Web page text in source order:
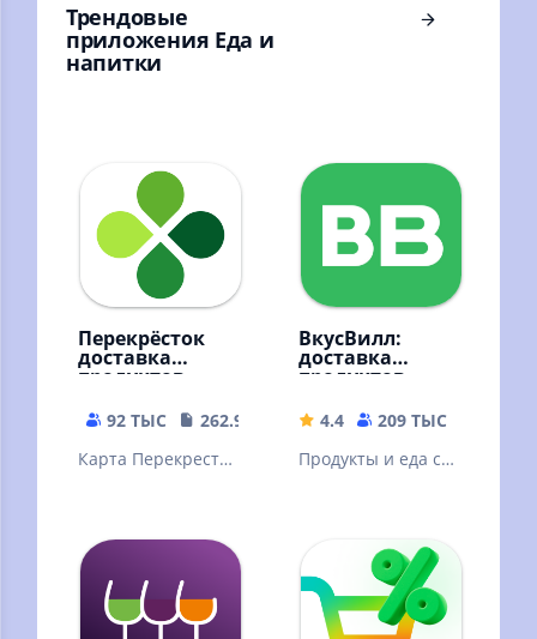
Трендовые
приложения Еда и
напитки
Перекрёсток
доставка
продуктов
92 ТЫС
262.96 MB
Карта Перекресток
Магазин
продуктов — заказ
еды на дом
ВкусВилл:
доставка
продуктов
4.4 209 ТЫС
Продукты и еда с
первый заказ.